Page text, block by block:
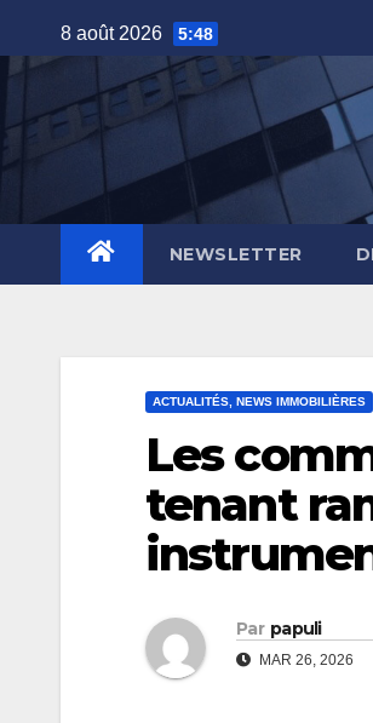
to
8 août 2026 5:48
NEWSLETTER
ACTUALITÉS, NEWS IMMOBILIÈRES
Les
tenant
Par papuli
MAR 26, 2026